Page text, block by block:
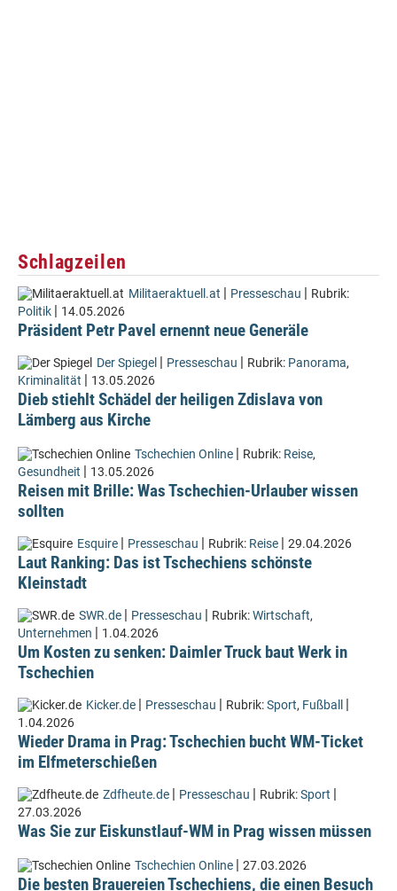
Schlagzeilen
Militaeraktuell.at | Presseschau | Rubrik:
Politik | 14.05.2026
Präsident Petr Pavel ernennt neue Generäle
Der Spiegel | Presseschau | Rubrik: Panorama,
Kriminalität | 13.05.2026
Dieb stiehlt Schädel der heiligen Zdislava von
Lämberg aus Kirche
Tschechien Online | Rubrik: Reise,
Gesundheit | 13.05.2026
Reisen mit Brille: Was Tschechien-Urlauber wissen
sollten
Esquire | Presseschau | Rubrik: Reise | 29.04.2026
Laut Ranking: Das ist Tschechiens schönste
Kleinstadt
SWR.de | Presseschau | Rubrik:Wirtschaft,
Unternehmen | 1.04.2026
Um Kosten zu senken: Daimler Truck baut Werk in
Tschechien
Kicker.de | Presseschau | Rubrik:Sport, Fußball |
1.04.2026
Wieder Drama in Prag: Tschechien bucht WM-Ticket
im Elfmeterschießen
Zdfheute.de | Presseschau | Rubrik:Sport |
27.03.2026
Was Sie zur Eiskunstlauf-WM in Prag wissen müssen
Tschechien Online | 27.03.2026
Die besten Brauereien Tschechiens, die einen Besuch